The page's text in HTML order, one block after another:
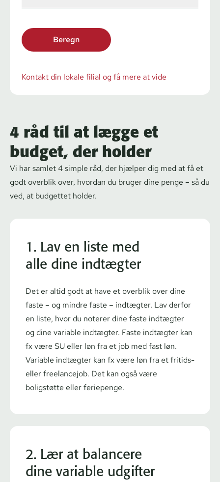
Beregn
Kontakt din lokale filial og få mere at vide
4 råd til at lægge et
budget, der holder
Vi har samlet 4 simple råd, der hjælper dig med at få et
godt overblik over, hvordan du bruger dine penge – så du
ved, at budgettet holder.
1. Lav en liste med
alle dine indtægter
Det er altid godt at have et overblik over dine
faste – og mindre faste – indtægter. Lav derfor
en liste, hvor du noterer dine faste indtægter
og dine variable indtægter. Faste indtægter kan
fx være SU eller løn fra et job med fast løn.
Variable indtægter kan fx være løn fra et fritids-
eller freelancejob. Det kan også være
boligstøtte eller feriepenge.
2. Lær at balancere
dine variable udgifter